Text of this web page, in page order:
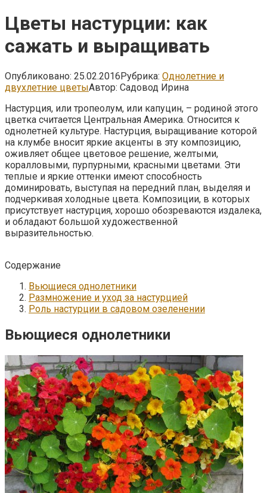
Цветы настурции: как
сажать и выращивать
Опубликовано: 25.02.2016Рубрика: Однолетние и
двухлетние цветыАвтор: Садовод Ирина
Настурция, или тропеолум, или капуцин, – родиной этого
цветка считается Центральная Америка. Относится к
однолетней культуре. Настурция, выращивание которой
на клумбе вносит яркие акценты в эту композицию,
оживляет общее цветовое решение, желтыми,
коралловыми, пурпурными, красными цветами. Эти
теплые и яркие оттенки имеют способность
доминировать, выступая на передний план, выделяя и
подчеркивая холодные цвета. Композиции, в которых
присутствует настурция, хорошо обозреваются издалека,
и обладают большой художественной
выразительностью.
Содержание
Вьющиеся однолетники
Размножение и уход за настурцией
Роль настурции в садовом озеленении
Вьющиеся однолетники